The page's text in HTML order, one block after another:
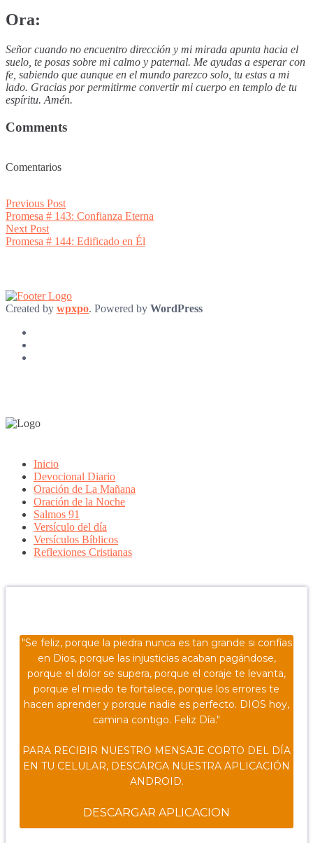
Ora:
Señor cuando no encuentro dirección y mi mirada apunta hacia el
suelo, te posas sobre mi calmo y paternal. Me ayudas a esperar con
fe, sabiendo que aunque en el mundo parezco solo, tu estas a mi
lado. Gracias por permitirme convertir mi cuerpo en templo de tu
espíritu. Amén.
Comments
Comentarios
Post
navigation
Previous PostPrevious
post:
Promesa # 143: Confianza Eterna
Next PostNext
post:
Promesa # 144: Edificado en Él
Created by wpxpo. Powered by WordPress
Inicio
Devocional Diario
Oración de La Mañana
Oración de la Noche
Salmos 91
Versículo del día
Versículos Bíblicos
Reflexiones Cristianas
"Se feliz, porque la piedra nunca es tan grande si confías
en Dios, porque las injusticias acaban pagándose,
porque el dolor se supera, porque el coraje te levanta,
porque el miedo te fortalece, porque los errores te
hacen aprender y porque nadie es perfecto. DIOS hoy,
camina contigo. Feliz Día."
PARA RECIBIR NUESTRO MENSAJE CORTO DEL DÍA
EN TU CELULAR, DESCARGA NUESTRA APLICACIÓN
ANDROID.
DESCARGAR APLICACION